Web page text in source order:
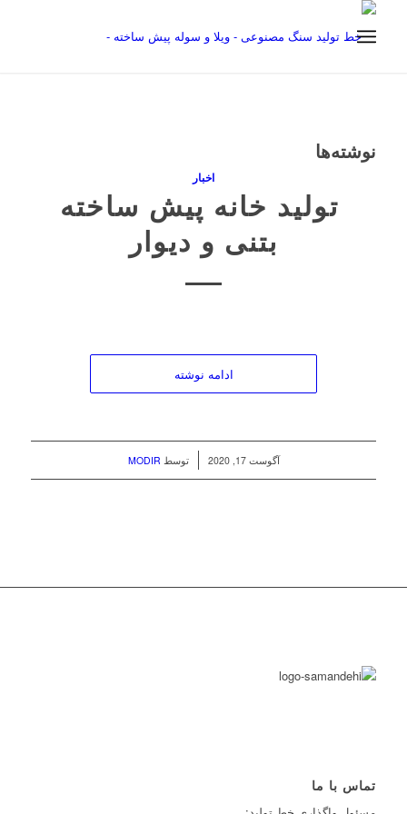
نوشته‌ها
اخبار
تولید خانه پیش ساخته
بتنی و دیوار
ادامه نوشته
آگوست 17, 2020
/ توسط MODIR
تماس با ما